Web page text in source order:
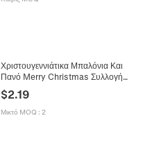
Χριστουγεννιάτικα Μπαλόνια Και
Πανό Merry Christmas Συλλογή
Μεμβράνη Αλουμινίου Άγιος Βασίλης
Τάρανδος Αστέρι Διακόσμηση Πάρτι
Στολίδι
$2.19
Μικτό MOQ : 2